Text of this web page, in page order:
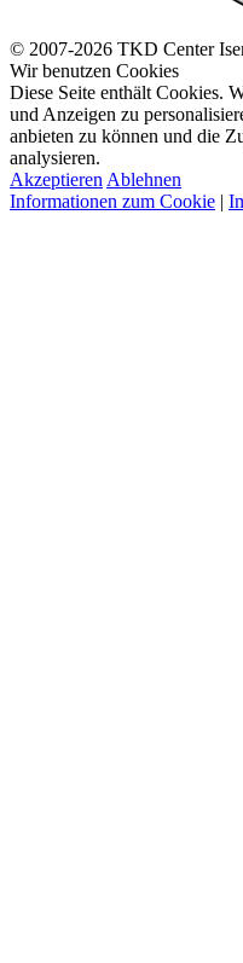
© 2007-2026 TKD Center
Wir benutzen Cookies
Diese Seite enthält Cookies.
und Anzeigen zu
anbieten zu können und die
analysieren.
Akzeptieren Ablehnen
Informationen zum Cookie |